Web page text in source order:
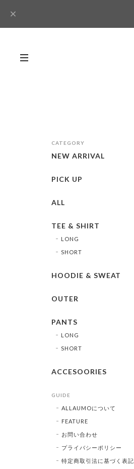
CATEGORY
NEW ARRIVAL
PICK UP
ALL
TEE & SHIRT
LONG
SHORT
HOODIE & SWEAT
OUTER
PANTS
LONG
SHORT
ACCESOORIES
GUIDE
ALLAUMOについて
FEATURE
お問い合わせ
プライバシーポリシー
特定商取引法に基づく表記